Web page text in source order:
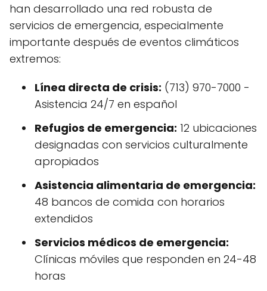
han desarrollado una red robusta de
servicios de emergencia, especialmente
importante después de eventos climáticos
extremos:
Línea directa de crisis: (713) 970-7000 -
Asistencia 24/7 en español
Refugios de emergencia: 12 ubicaciones
designadas con servicios culturalmente
apropiados
Asistencia alimentaria de emergencia:
48 bancos de comida con horarios
extendidos
Servicios médicos de emergencia:
Clínicas móviles que responden en 24-48
horas